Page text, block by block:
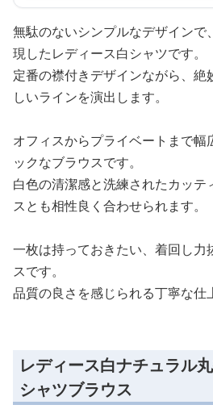
無駄のないシンプルなデザインで
現したレディース白シャツです。
定番の襟付きデザインながら、絶
しいラインを演出します。
オフィスからプライベートまで幅
ックなブラウスです。
白色の清潔感と洗練されたカッテ
スとも相性良く合わせられます。
一枚は持っておきたい、着回し力
スです。
品質の良さを感じられる丁寧な仕
レディース白ナチュラル
シャツブラウス